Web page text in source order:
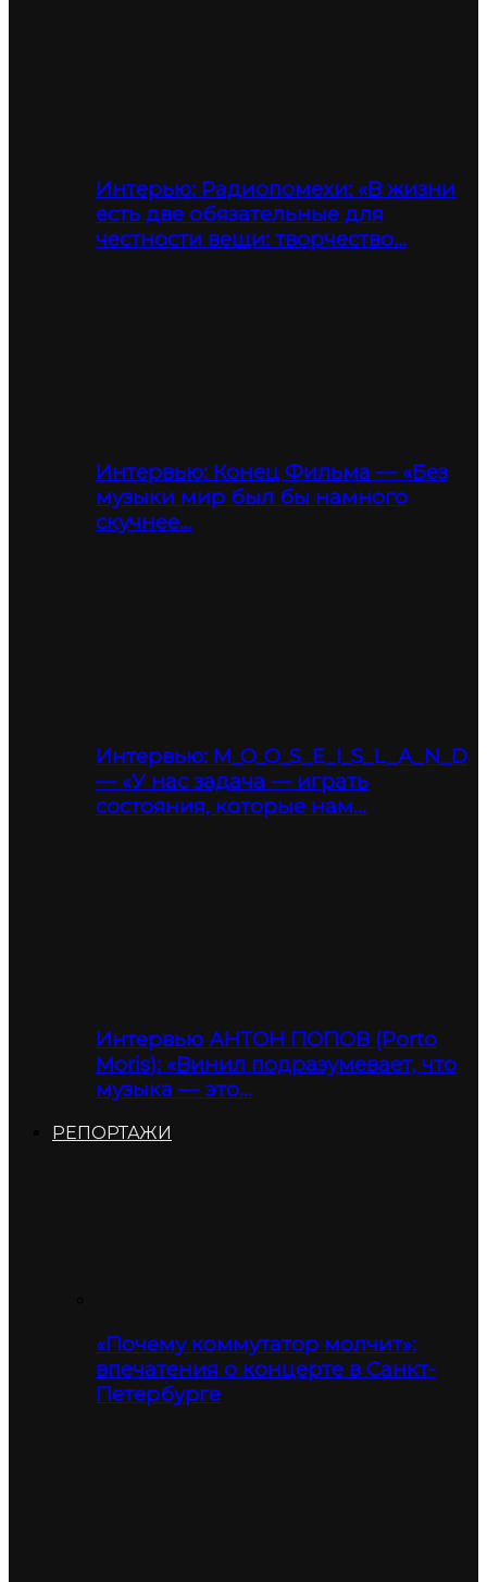
Интерью: Радиопомехи: «В жизни
есть две обязательные для
честности вещи: творчество…
Интервью: Конец Фильма — «Без
музыки мир был бы намного
скучнее…
Интервью: M_O_O_S_E_I_S_L_A_N_D
— «У нас задача — играть
состояния, которые нам…
Интервью АНТОН ПОПОВ (Porto
Moris): «Винил подразумевает, что
музыка — это…
РЕПОРТАЖИ
«Почему коммутатор молчит»:
впечатения о концерте в Санкт-
Петербурге